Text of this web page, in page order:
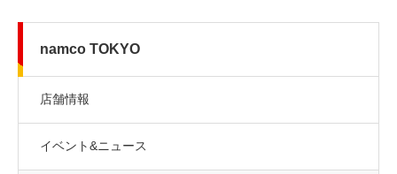
namco TOKYO
店舗情報
イベント&ニュース